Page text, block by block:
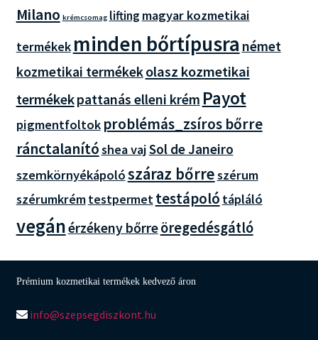
Milano krémcsomag lifting magyar kozmetikai
termékek minden bőrtípusra német
kozmetikai termékekolasz kozmetikai
termékekpattanás elleni krém Payot
pigmentfoltok problémás_zsíros bőrre
ránctalanítóshea vajSol de Janeiro
szemkörnyékápolószáraz bőrreszérum
szérumkrémtestpermettestápoló tápláló
vegánérzékeny bőrreöregedésgátló
Prémium kozmetikai termékek kedvező áron
info@szepsegdiszkont.hu